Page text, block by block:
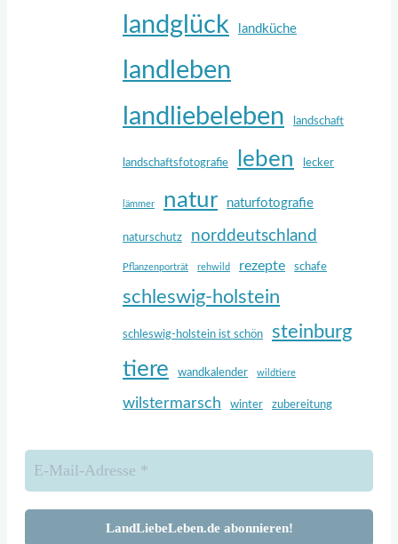
landglück landküche
landleben
landliebeleben
landschaft
landschaftsfotografie leben lecker
lämmer natur naturfotografie
naturschutz norddeutschland
Pflanzenporträt rehwild rezepte schafe
schleswig-holstein
schleswig-holstein ist schön steinburg
tiere wandkalender wildtiere
wilstermarsch winter zubereitung